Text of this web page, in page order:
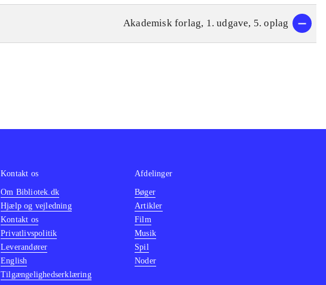
Akademisk forlag, 1. udgave, 5. oplag
Kontakt os
Om Bibliotek.dk
Hjælp og vejledning
Kontakt os
Privatlivspolitik
Leverandører
English
Tilgængelighedserklæring
Afdelinger
Bøger
Artikler
Film
Musik
Spil
Noder